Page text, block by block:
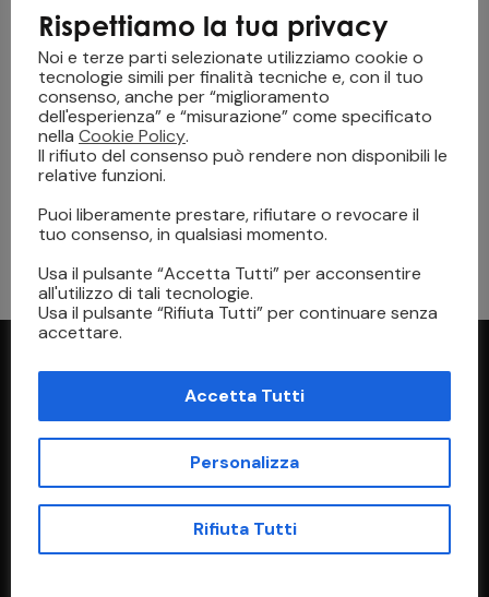
TECNOLOGIA 23 Marzo 2026
Inchiostri UV-curable: cosa sono, come
funzionano e perché stanno rivoluzionando la
Rispettiamo la tua privacy
Noi e terze parti selezionate utilizziamo cookie o
tecnologie simili per finalità tecniche e, con il tuo
consenso, anche per “miglioramento
dell'esperienza” e “misurazione” come specificato
nella Cookie Policy.
Il rifiuto del consenso può rendere non disponibili le
relative funzioni.
Puoi liberamente prestare, rifiutare o revocare il
tuo consenso, in qualsiasi momento.
Usa il pulsante “Accetta Tutti” per acconsentire
all'utilizzo di tali tecnologie.
Usa il pulsante “Rifiuta Tutti” per continuare senza
accettare.
Accetta Tutti
Personalizza
Rifiuta Tutti